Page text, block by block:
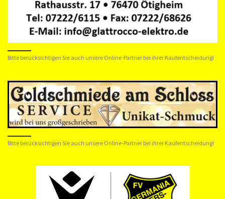
Bitte berücksichtigen Sie auch unsere Online-Partner bei ihrer Kaufentscheidung!
Bitte berücksichtigen Sie auch unsere Online-Partner bei ihrer Kaufentscheidung!